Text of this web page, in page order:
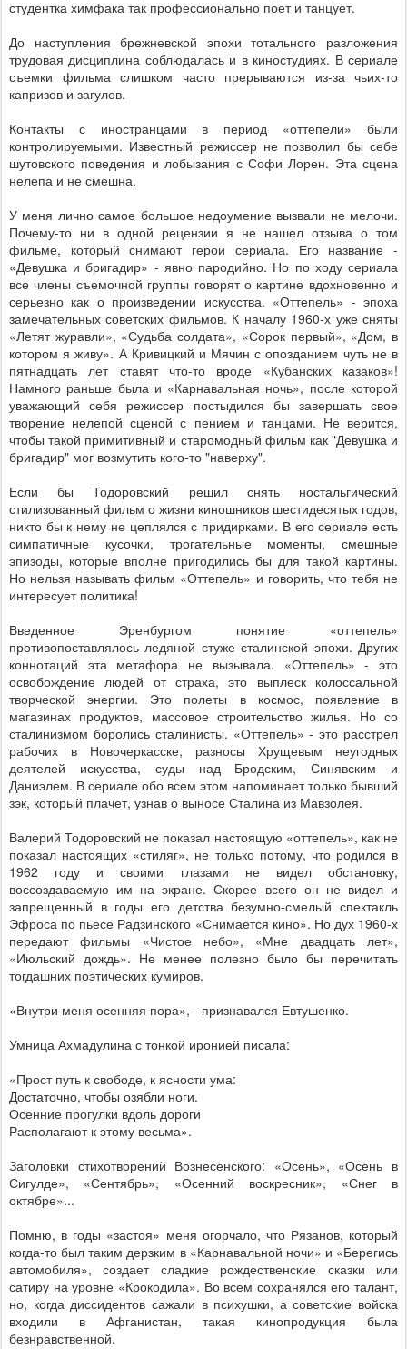
студентка химфака так профессионально поет и танцует.
До наступления брежневской эпохи тотального разложения
трудовая дисциплина соблюдалась и в киностудиях. В сериале
съемки фильма слишком часто прерываются из-за чьих-то
капризов и загулов.
Контакты с иностранцами в период «оттепели» были
контролируемыми. Известный режиссер не позволил бы себе
шутовского поведения и лобызания с Софи Лорен. Эта сцена
нелепа и не смешна.
У меня лично самое большое недоумение вызвали не мелочи.
Почему-то ни в одной рецензии я не нашел отзыва о том
фильме, который снимают герои сериала. Его название -
«Девушка и бригадир» - явно пародийно. Но по ходу сериала
все члены съемочной группы говорят о картине вдохновенно и
серьезно как о произведении искусства. «Оттепель» - эпоха
замечательных советских фильмов. К началу 1960-х уже сняты
«Летят журавли», «Судьба солдата», «Сорок первый», «Дом, в
котором я живу». А Кривицкий и Мячин с опозданием чуть не в
пятнадцать лет ставят что-то вроде «Кубанских казаков»!
Намного раньше была и «Карнавальная ночь», после которой
уважающий себя режиссер постыдился бы завершать свое
творение нелепой сценой с пением и танцами. Не верится,
чтобы такой примитивный и старомодный фильм как "Девушка и
бригадир" мог возмутить кого-то "наверху".
Если бы Тодоровский решил снять ностальгический
стилизованный фильм о жизни киношников шестидесятых годов,
никто бы к нему не цеплялся с придирками. В его сериале есть
симпатичные кусочки, трогательные моменты, смешные
эпизоды, которые вполне пригодились бы для такой картины.
Но нельзя называть фильм «Оттепель» и говорить, что тебя не
интересует политика!
Введенное Эренбургом понятие «оттепель»
противопоставлялось ледяной стуже сталинской эпохи. Других
коннотаций эта метафора не вызывала. «Оттепель» - это
освобождение людей от страха, это выплеск колоссальной
творческой энергии. Это полеты в космос, появление в
магазинах продуктов, массовое строительство жилья. Но со
сталинизмом боролись сталинисты. «Оттепель» - это расстрел
рабочих в Новочеркасске, разносы Хрущевым неугодных
деятелей искусства, суды над Бродским, Синявским и
Даниэлем. В сериале обо всем этом напоминает только бывший
зэк, который плачет, узнав о выносе Сталина из Мавзолея.
Валерий Тодоровский не показал настоящую «оттепель», как не
показал настоящих «стиляг», не только потому, что родился в
1962 году и своими глазами не видел обстановку,
воссоздаваемую им на экране. Скорее всего он не видел и
запрещенный в годы его детства безумно-смелый спектакль
Эфроса по пьесе Радзинского «Снимается кино». Но дух 1960-х
передают фильмы «Чистое небо», «Мне двадцать лет»,
«Июльский дождь». Не менее полезно было бы перечитать
тогдашних поэтических кумиров.
«Внутри меня осенняя пора», - признавался Евтушенко.
Умница Ахмадулина с тонкой иронией писала:
«Прост путь к свободе, к ясности ума:
Достаточно, чтобы озябли ноги.
Осенние прогулки вдоль дороги
Располагают к этому весьма».
Заголовки стихотворений Вознесенского: «Осень», «Осень в
Сигулде», «Сентябрь», «Осенний воскресник», «Снег в
октябре»...
Помню, в годы «застоя» меня огорчало, что Рязанов, который
когда-то был таким дерзким в «Карнавальной ночи» и «Берегись
автомобиля», создает сладкие рождественские сказки или
сатиру на уровне «Крокодила». Во всем сохранялся его талант,
но, когда диссидентов сажали в психушки, а советские войска
входили в Афганистан, такая кинопродукция была
безнравственной.